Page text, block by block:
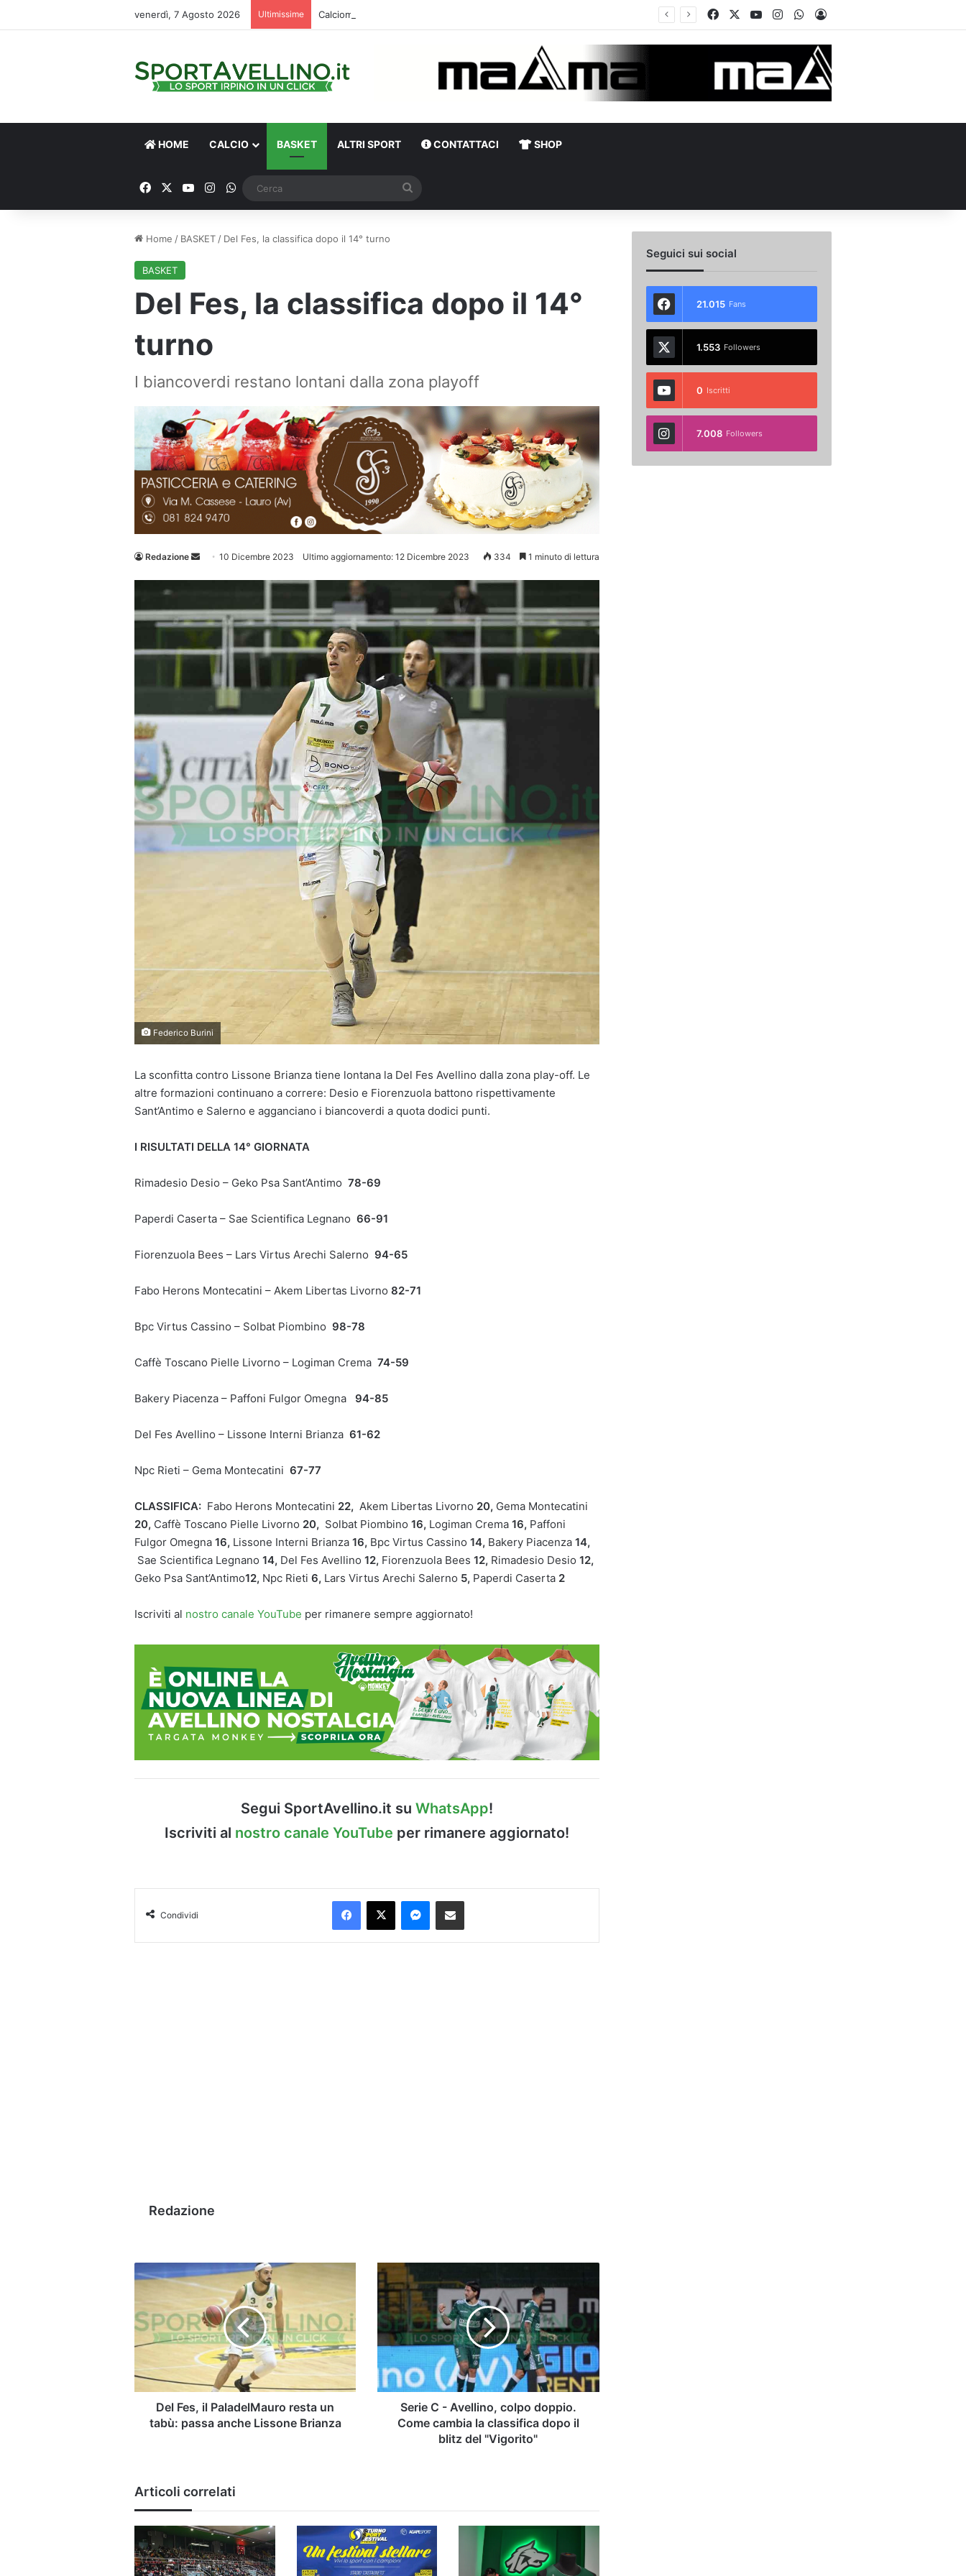
venerdì, 7 Agosto 2026 Ultimissime FacebookYou TubeInstagramWhatsApp
Accedi
HOME CALCIO BASKET ALTRI SPORT CONTATTACI SHOP
FacebookYou TubeInstagram
WhatsApp
Home / BASKET / Del Fes, la classifica dopo il 14° turno
BASKET
Del Fes, la classifica dopo il 14°
turno
I biancoverdi restano lontani dalla zona playoff
Redazione
Invia 10 Dicembre 2023 Ultimo aggiornamento: 12 Dicembre 2023 334 1 minuto di lettura
Federico Burini
La sconfitta contro Lissone Brianza tiene lontana la Del Fes Avellino dalla zona play-off. Le
altre formazioni continuano a correre: Desio e Fiorenzuola battono rispettivamente
Sant’Antimo e Salerno e agganciano i biancoverdi a quota dodici punti.
I RISULTATI DELLA 14° GIORNATA
Rimadesio Desio – Geko Psa Sant’Antimo 78-69
Paperdi Caserta – Sae Scientifica Legnano 66-91
Fiorenzuola Bees – Lars Virtus Arechi Salerno 94-65
Fabo Herons Montecatini – Akem Libertas Livorno 82-71
Bpc Virtus Cassino – Solbat Piombino 98-78
Caffè Toscano Pielle Livorno – Logiman Crema 74-59
Bakery Piacenza – Paffoni Fulgor Omegna 94-85
Del Fes Avellino – Lissone Interni Brianza 61-62
Npc Rieti – Gema Montecatini 67-77
CLASSIFICA: Fabo Herons Montecatini 22, Akem Libertas Livorno 20, Gema Montecatini
20, Caffè Toscano Pielle Livorno 20, Solbat Piombino 16, Logiman Crema 16, Paffoni
Fulgor Omegna 16, Lissone Interni Brianza 16, Bpc Virtus Cassino 14, Bakery Piacenza 14,
Sae Scientifica Legnano 14, Del Fes Avellino 12, Fiorenzuola Bees 12, Rimadesio Desio 12,
Geko Psa Sant’Antimo12, Npc Rieti 6, Lars Virtus Arechi Salerno 5, Paperdi Caserta 2
Iscriviti al nostro canale YouTube per rimanere sempre aggiornato!
Segui SportAvellino.it su WhatsApp!
Iscriviti al nostro canale YouTube per rimanere aggiornato!
Condividi
Facebook
X Messenger
Condividi via Email
Redazione
Del
Fes,
il
PaladelMauro
resta
un
passa
anche
Lissone
Brianza
Del Fes, il PaladelMauro resta un
tabù: passa anche Lissone Brianza
Serie
C
-
Avellino,
colpo
doppio.
Come
cambia
la
classifica
dopo
Serie C - Avellino, colpo doppio.
Come cambia la classifica dopo il
blitz del "Vigorito"
Articoli correlati
Seguici sui social
21.015 Fans
1.553 Followers
0 Iscritti
7.008 Followers